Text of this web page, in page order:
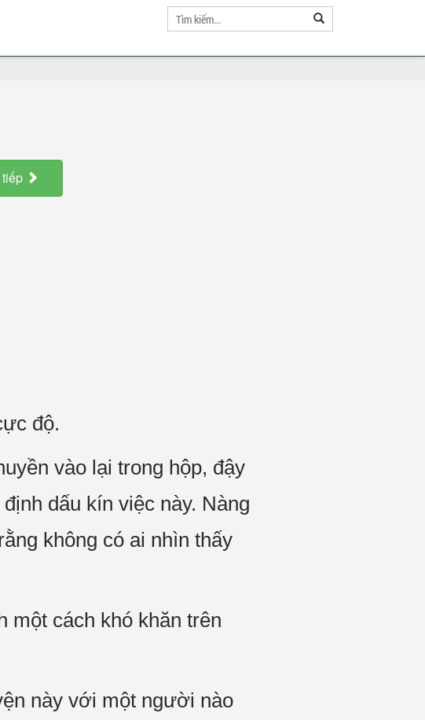
tiếp
độ.
vào lại trong hộp, đậy
dấu kín việc này. Nàng
không có ai nhìn thấy
một cách khó khăn trên
này với một người nào